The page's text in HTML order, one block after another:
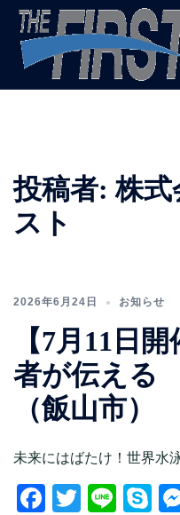
投稿者:株式
スト
2026年6月24日 お知らせ
【7月11日
者が伝える
（飯山市）
未来にはばたけ！世界水
Facebook
Twitter
Line